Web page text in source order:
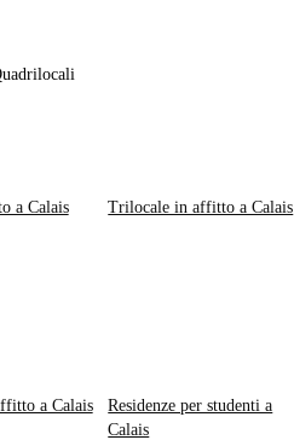
a Calais Trilocale in affitto a Calais
a Calais
Residenze per studenti a
Calais